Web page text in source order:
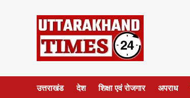
उत्तराखंड देश शिक्षा एवं रोजगार अपराध